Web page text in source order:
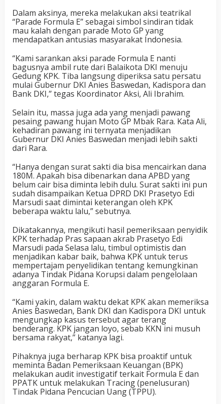
Dalam aksinya, mereka melakukan aksi teatrikal
“Parade Formula E” sebagai simbol sindiran tidak
mau kalah dengan parade Moto GP yang
mendapatkan antusias masyarakat Indonesia.
“Kami sarankan aksi parade Formula E nanti
bagusnya ambil rute dari Balaikota DKI menuju
Gedung KPK. Tiba langsung diperiksa satu persatu
mulai Gubernur DKI Anies Baswedan, Kadispora dan
Bank DKI,” tegas Koordinator Aksi, Ali Ibrahim.
Selain itu, massa juga ada yang menjadi pawang
pesaing pawang hujan Moto GP Mbak Rara. Kata Ali,
kehadiran pawang ini ternyata menjadikan
Gubernur DKI Anies Baswedan menjadi lebih sakti
dari Rara.
“Hanya dengan surat sakti dia bisa mencairkan dana
180M. Apakah bisa dibenarkan dana APBD yang
belum cair bisa diminta lebih dulu. Surat sakti ini pun
sudah disampaikan Ketua DPRD DKI Prasetyo Edi
Marsudi saat dimintai keterangan oleh KPK
beberapa waktu lalu,” sebutnya.
Dikatakannya, mengikuti hasil pemeriksaan penyidik
KPK terhadap Pras sapaan akrab Prasetyo Edi
Marsudi pada Selasa lalu, timbul optimistis dan
menjadikan kabar baik, bahwa KPK untuk terus
mempertajam penyelidikan tentang kemungkinan
adanya Tindak Pidana Korupsi dalam pengelolaan
anggaran Formula E.
“Kami yakin, dalam waktu dekat KPK akan memeriksa
Anies Baswedan, Bank DKI dan Kadispora DKI untuk
mengungkap kasus tersebut agar terang
benderang. KPK jangan loyo, sebab KKN ini musuh
bersama rakyat,” katanya lagi.
Pihaknya juga berharap KPK bisa proaktif untuk
meminta Badan Pemeriksaan Keuangan (BPK)
melakukan audit investigatif terkait Formula E dan
PPATK untuk melakukan Tracing (penelusuran)
Tindak Pidana Pencucian Uang (TPPU).